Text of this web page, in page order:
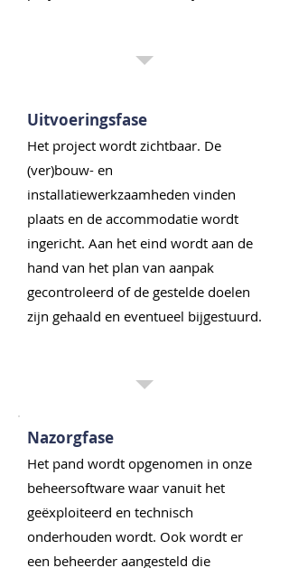
Uitvoeringsfase
Het project wordt zichtbaar. De
(ver)bouw- en
installatiewerkzaamheden vinden
plaats en de accommodatie wordt
ingericht. Aan het eind wordt aan de
hand van het plan van aanpak
gecontroleerd of de gestelde doelen
zijn gehaald en eventueel bijgestuurd.
Nazorgfase
Het pand wordt opgenomen in onze
beheersoftware waar vanuit het
geëxploiteerd en technisch
onderhouden wordt. Ook wordt er
een beheerder aangesteld die